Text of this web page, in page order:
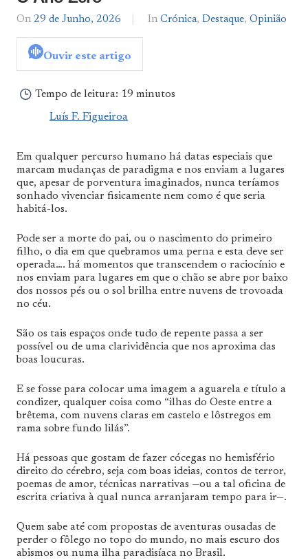
On 29 de Junho, 2026
By
In Crónica, Destaque, Opinião
Ouvir este artigo
Tempo de leitura: 19 minutos
Luís F. Figueiroa
Em qualquer percurso humano há datas especiais que
marcam mudanças de paradigma e nos enviam a lugares
que, apesar de porventura imaginados, nunca teríamos
sonhado vivenciar fisicamente nem como é que seria
habitá-los.
Pode ser a morte do pai, ou o nascimento do primeiro
filho, o dia em que quebramos uma perna e esta deve ser
operada…. há momentos que transcendem o raciocínio e
nos enviam para lugares em que o chão se abre por baixo
dos nossos pés ou o sol brilha entre nuvens de trovoada
no céu.
São os tais espaços onde tudo de repente passa a ser
possível ou de uma clarividência que nos aproxima das
boas loucuras.
E se fosse para colocar uma imagem a aguarela e título a
condizer, qualquer coisa como “ilhas do Oeste entre a
brêtema, com nuvens claras em castelo e lôstregos em
rama sobre fundo lilás”.
Há pessoas que gostam de fazer cócegas no hemisfério
direito do cérebro, seja com boas ideias, contos de terror,
poemas de amor, técnicas narrativas —ou a tal oficina de
escrita criativa à qual nunca arranjaram tempo para ir—.
Quem sabe até com propostas de aventuras ousadas de
perder o fôlego no topo do mundo, no mais escuro dos
abismos ou numa ilha paradisíaca no Brasil.